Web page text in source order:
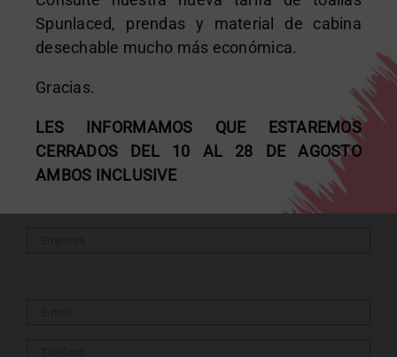
Gestión y reciclaje de consumibles
Formulario
Spunlaced, prendas y material de cabina
desechable mucho más económica.
Gracias.
LES INFORMAMOS QUE ESTAREMOS
CERRADOS DEL 10 AL 28 DE AGOSTO
AMBOS INCLUSIVE